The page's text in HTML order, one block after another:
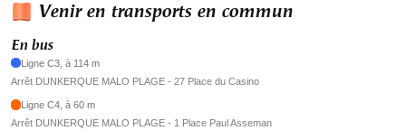
Venir en transports en commun
En bus
Ligne C3, à 114 m
Arrêt DUNKERQUE MALO PLAGE - 27 Place du Casino
Ligne C4, à 60 m
Arrêt DUNKERQUE MALO PLAGE - 1 Place Paul Asseman